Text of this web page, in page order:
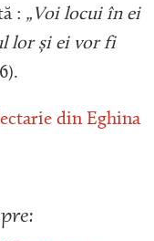
: „Voi locui în ei
lor și ei vor fi
din Eghina